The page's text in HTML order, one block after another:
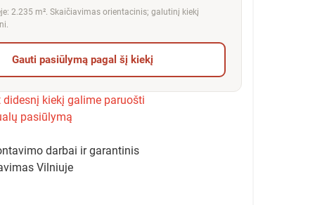
2.235 m². Skaičiavimas orientacinis; galutinį kiekį
Gauti pasiūlymą pagal šį kiekį
didesnį kiekį galime paruošti
pasiūlymą
darbai ir garantinis
Vilniuje